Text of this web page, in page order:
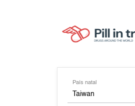
País natal
Taiwan